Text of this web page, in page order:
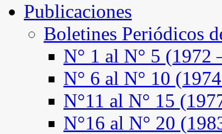
Publicaciones
Boletines Periódicos
N° 1 al N° 5 (1972
N° 6 al N° 10
N°11 al N° 15
N°16 al N° 20